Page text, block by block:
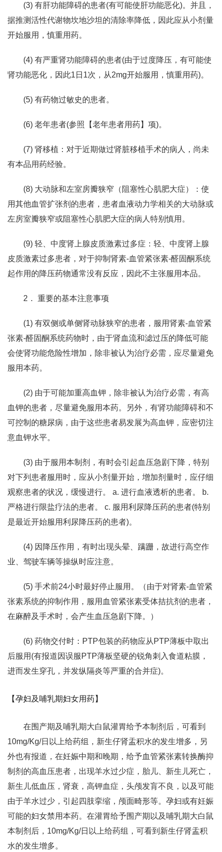
(3) 有肝功能障碍的患者(有可能使肝功能恶化)。并且，
据推测活性代谢物坎地沙坦的清除率降低，因此应从小剂量
开始服用，慎重用药。
(4) 有严重肾功能障碍的患者(由于过度降压，有可能使
肾功能恶化，因此1日1次，从2mg开始服用，慎重用药)。
(5) 有药物过敏史的患者。
(6) 老年患者(参照【老年患者用药】项)。
(7) 肾移植：对于近期做过肾脏移植手术的病人，尚未
有本品用药经验。
(8) 大动脉和左室房瓣狭窄（阻塞性心肌肥大症）：使
用其他血管扩张剂的患者，患者血液动力学相关的大动脉或
左房室瓣狭窄或阻塞性心肌肥大症的病人特别慎用。
(9) 轻、中度肾上腺皮质激素过多症：轻、中度肾上腺
皮质激素过多患者，对于抑制肾素-血管紧张素-醛固酮系统
起作用的降压药物通常没有反应，因此不主张服用本品。
2． 重要的基本注意事项
(1) 有双侧或单侧肾动脉狭窄的患者，服用肾素-血管紧
张素-醛固酮系统药物时，由于肾血流和滤过压的降低可能
会使肾功能危险性增加，除非被认为治疗必需，应尽量避免
服用本药。
(2) 由于可能加重高血钾，除非被认为治疗必需，有高
血钾的患者，尽量避免服用本药。另外，有肾功能障碍和不
可控制的糖尿病，由于这些患者易发展为高血钾，应密切注
意血钾水平。
(3) 由于服用本制剂，有时会引起血压急剧下降，特别
对下列患者服用时，应从小剂量开始，增加剂量时，应仔细
观察患者的状况，缓慢进行。 a. 进行血液透析的患者。 b.
严格进行限盐疗法的患者。 c. 服用利尿降压药的患者(特别
是最近开始服用利尿降压药的患者)。
(4) 因降压作用，有时出现头晕、蹒跚，故进行高空作
业、驾驶车辆等操纵时应注意。
(5) 手术前24小时最好停止服用。（由于对肾素-血管紧
张素系统的抑制作用，服用血管紧张素受体拮抗剂的患者，
在麻醉及手术时，会产生血压急剧下降。）
(6) 药物交付时：PTP包装的药物应从PTP薄板中取出
后服用(有报道因误服PTP薄板坚硬的锐角刺入食道粘膜，
进而发生穿孔，并发纵隔炎等严重的合并症)。
【孕妇及哺乳期妇女用药】
在围产期及哺乳期大白鼠灌胃给予本制剂后，可看到
10mg/Kg/日以上给药组，新生仔肾盂积水的发生增多，另
外也有报道，在妊娠中期和晚期，给予血管紧张素转换酶抑
制剂的高血压患者，出现羊水过少症，胎儿、新生儿死亡，
新生儿低血压，肾衰，高钾血症，头颅发肓不良，以及可能
由于羊水过少，引起四肢挛缩，颅面畸形等。孕妇或有妊娠
可能的妇女禁用本药。在灌胃给予围产期以及哺乳期大白鼠
本制剂后，10mg/Kg/日以上给药组，可看到新生仔肾盂积
水的发生增多。